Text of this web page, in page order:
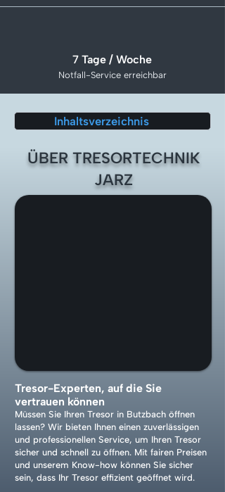
7 Tage / Woche
Notfall-Service erreichbar
Inhaltsverzeichnis
ÜBER TRESORTECHNIK
JARZ
Tresor-Experten, auf die Sie
vertrauen können
Müssen Sie Ihren Tresor in Butzbach öffnen
lassen? Wir bieten Ihnen einen zuverlässigen
und professionellen Service, um Ihren Tresor
sicher und schnell zu öffnen. Mit fairen Preisen
und unserem Know-how können Sie sicher
sein, dass Ihr Tresor effizient geöffnet wird.